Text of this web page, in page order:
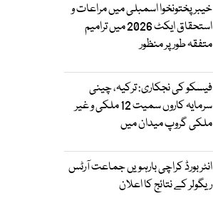
خیبرپختونخوا اسمبلی میں مراعات و
استحقاق ایکٹ 2026 میں ترامیم
متفقہ طور پر منظور
فیسکو کی نجکاری: ترکیہ، چینی
سرمایہ کاروں سمیت 12 ملکی و غیر
ملکی گروپ میدان میں
انٹر بورڈ کراچی بارہویں جماعت آرٹس
ریگولر کے نتائج کا اعلان